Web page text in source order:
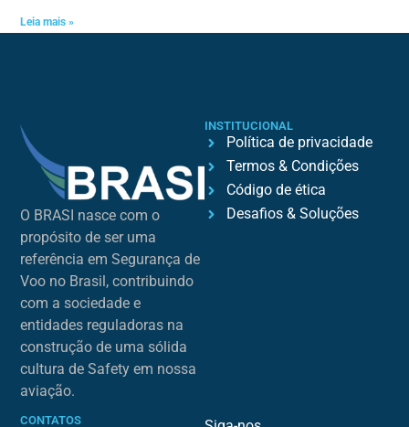
Leia mais »
O BRASI nasce com o
propósito de ser uma
referência em Segurança de
Voo no Brasil, contribuindo
com a sociedade e
entidades reguladoras na
construção de uma sólida
cultura de Safety em nossa
aviação.
INSTITUCIONAL
Política de privacidade
Termos & Condições
Código de ética
Desafios & Soluções
CONTATOS